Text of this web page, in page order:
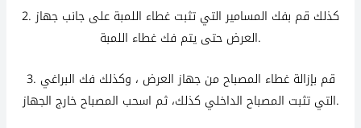
2.
كذلك قم بفك المسامير التي تثبت غطاء اللمبة على جانب جهاز
العرض حتى يتم فك غطاء اللمبة.
3. قم بإزالة غطاء المصباح من جهاز العرض ، وكذلك فك البراغي
التي تثبت المصباح الداخلي كذلك، ثم اسحب المصباح خارج الجهاز.